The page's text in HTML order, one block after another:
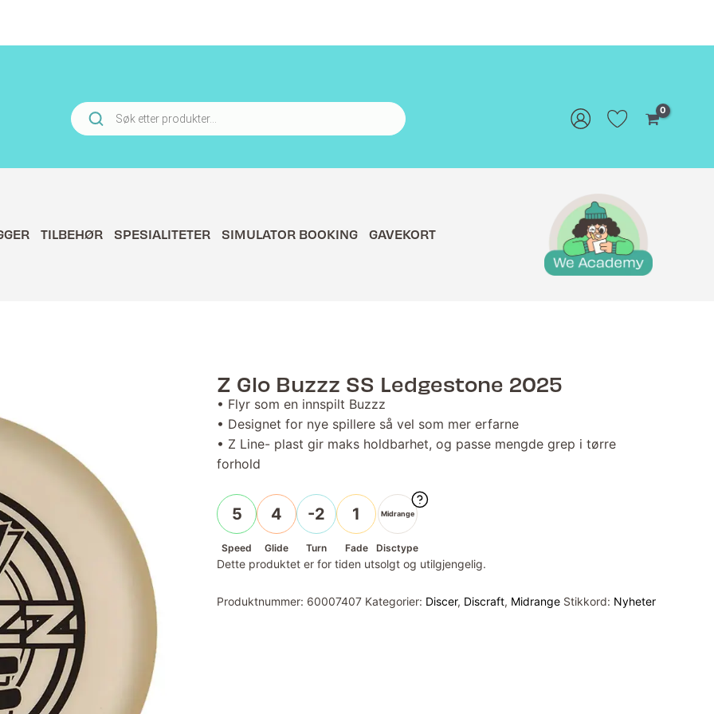
Products
search
TILBEHØR SPESIALITETER SIMULATOR BOOKING GAVEKORT
Z Glo Buzzz SS Ledgestone 2025
• Flyr som en innspilt Buzzz
• Designet for nye spillere så vel som mer erfarne
• Z Line- plast gir maks holdbarhet, og passe mengde grep i tørre
forhold
5
Speed
4
Glide
-2
Turn
1
Fade
Midrange
Disctype
Dette produktet er for tiden utsolgt og utilgjengelig.
Produktnummer: 60007407 Kategorier: Discer, Discraft, Midrange Stikkord: Nyheter